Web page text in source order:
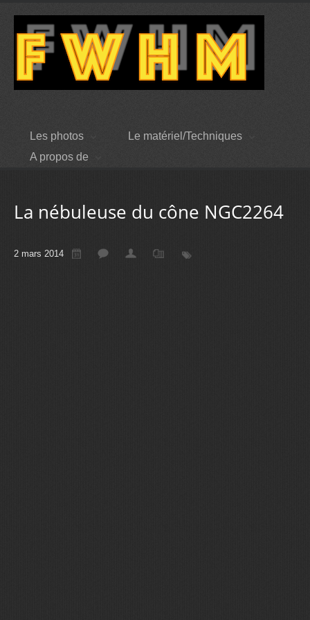
Les photos
Le matériel/Techniques
A propos de
La nébuleuse du cône NGC2264
2 mars 2014